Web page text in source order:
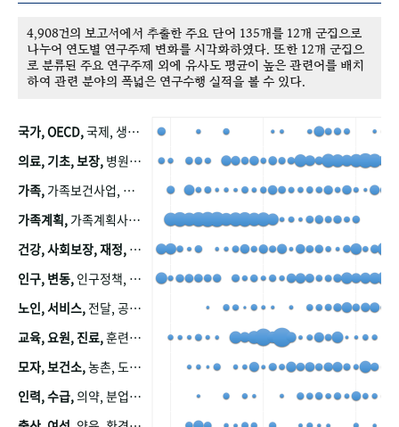
4,908건의 보고서에서 추출한 주요 단어 135개를 12개 군집으로
나누어 연도별 연구주제 변화를 시각화하였다. 또한 12개 군집으
로 분류된 주요 연구주제 외에 유사도 평균이 높은 관련어를 배치
하여 관련 분야의 폭넓은 연구수행 실적을 볼 수 있다.
국가, OECD,국제, 생산, 아시아, 태평양, 태평양지역, 참가
의료, 기초, 보장, 병원, 가정, 연금, 연계, 공적, 일본, 생활, 국민기초생활보장제도, 국민연금, 기금, 저소득층, 근로, 자활, 급여, 환자, 의료비, 모니터링, 한국복지패널, 소득, 지표, 빈곤, 노후, 장애인
가족, 가족보건사업, 산업, 친화, 전국, 출산력
가족계획, 가족계획사업, 가족계획사업평가, 한국가족계획사업, 피임, 보급, 부인, 자궁, 피임약
건강, 사회보장, 재정,
인구, 변동, 인구정책, 저출산, 고령사회, 고령화, 이동, 남북한, 지방자치단체, 컨설팅, 복지정책평가, 집, 사회개발
노인, 서비스, 전달, 공공, 보육, 수요, 공급, 사회서비스, 데이터, 보호, 요양, 아동, 예방, 청소년, 효율, 자원
교육, 요원, 진료,훈련, 보건요원, 마을, 마을건강사업, 보조원, 진료원, 보건진료원, 보건진료원교재
모자, 보건소,농촌, 도시, 금연, 농촌지역, 모자보건사업
인력, 수급,의약, 분업, 식품, 의약품, 의사, 안전